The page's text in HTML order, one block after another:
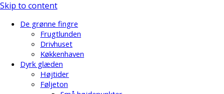
Skip to content
De grønne fingre
Frugtlunden
Drivhuset
Køkkenhaven
Dyrk glæden
Højtider
Føljeton